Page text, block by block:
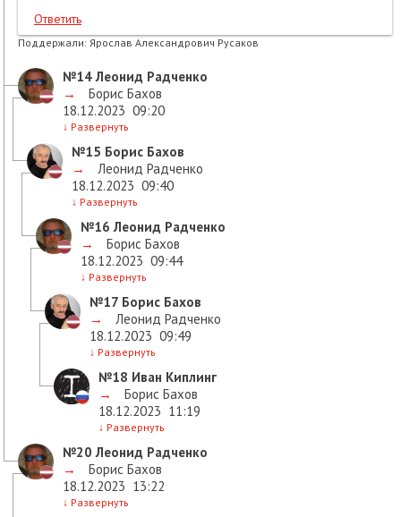
Ответить
Поддержали: Ярослав Александрович Русаков
№14Леонид Радченко
→
Борис Бахов
18.12.2023 09:20
↓ Развернуть
№15 Борис Бахов
→
Леонид Радченко
18.12.2023 09:40
↓ Развернуть
№16 Леонид Радченко
→
Борис Бахов
18.12.2023 09:44
↓ Развернуть
№17 Борис Бахов
→
Леонид Радченко
18.12.2023 09:49
↓ Развернуть
№18 Иван Киплинг
→
Борис Бахов
18.12.2023 11:19
↓ Развернуть
№20 Леонид Радченко
→
Борис Бахов
18.12.2023 13:22
↓ Развернуть